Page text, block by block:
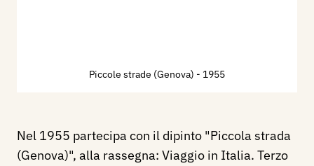
Piccole strade (Genova) - 1955
Nel 1955 partecipa con il dipinto "Piccola strada
(Genova)", alla rassegna: Viaggio in Italia. Terzo